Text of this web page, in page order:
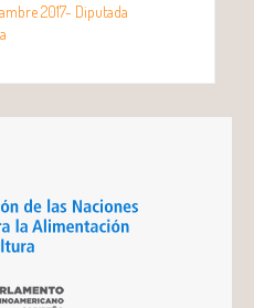
2017- Diputada